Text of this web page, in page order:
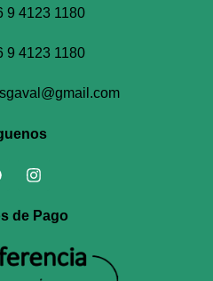
9 4123 1180
9 4123 1180
de Pago